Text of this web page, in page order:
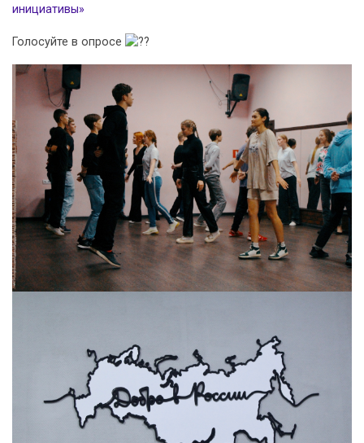
инициативы»
Голосуйте в опросе